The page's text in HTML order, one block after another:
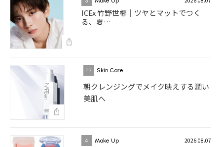
ICEx 竹野世梛｜ツヤとマットでつく
る、夏…
Skin Care
朝クレンジングでメイク映えする潤い
美肌へ
4 Make Up 2026.08.07